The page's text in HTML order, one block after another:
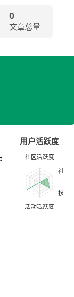
0
文章总量
用户活跃度